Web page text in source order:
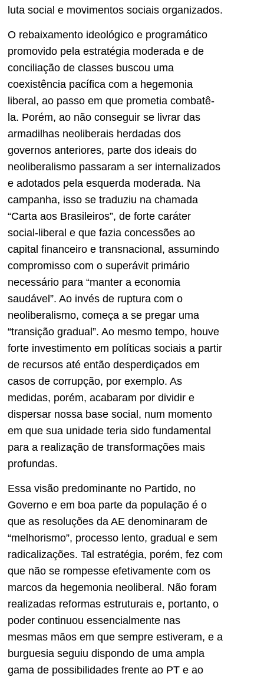
luta social e movimentos sociais organizados.
O rebaixamento ideológico e programático
promovido pela estratégia moderada e de
conciliação de classes buscou uma
coexistência pacífica com a hegemonia
liberal, ao passo em que prometia combatê-
la. Porém, ao não conseguir se livrar das
armadilhas neoliberais herdadas dos
governos anteriores, parte dos ideais do
neoliberalismo passaram a ser internalizados
e adotados pela esquerda moderada. Na
campanha, isso se traduziu na chamada
“Carta aos Brasileiros”, de forte caráter
social-liberal e que fazia concessões ao
capital financeiro e transnacional, assumindo
compromisso com o superávit primário
necessário para “manter a economia
saudável”. Ao invés de ruptura com o
neoliberalismo, começa a se pregar uma
“transição gradual”. Ao mesmo tempo, houve
forte investimento em políticas sociais a partir
de recursos até então desperdiçados em
casos de corrupção, por exemplo. As
medidas, porém, acabaram por dividir e
dispersar nossa base social, num momento
em que sua unidade teria sido fundamental
para a realização de transformações mais
profundas.
Essa visão predominante no Partido, no
Governo e em boa parte da população é o
que as resoluções da AE denominaram de
“melhorismo”, processo lento, gradual e sem
radicalizações. Tal estratégia, porém, fez com
que não se rompesse efetivamente com os
marcos da hegemonia neoliberal. Não foram
realizadas reformas estruturais e, portanto, o
poder continuou essencialmente nas
mesmas mãos em que sempre estiveram, e a
burguesia seguiu dispondo de uma ampla
gama de possibilidades frente ao PT e ao